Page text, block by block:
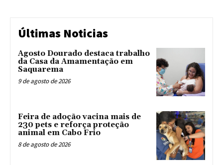
Últimas Noticias
Agosto Dourado destaca trabalho
da Casa da Amamentação em
Saquarema
9 de agosto de 2026
Feira de adoção vacina mais de
230 pets e reforça proteção
animal em Cabo Frio
8 de agosto de 2026